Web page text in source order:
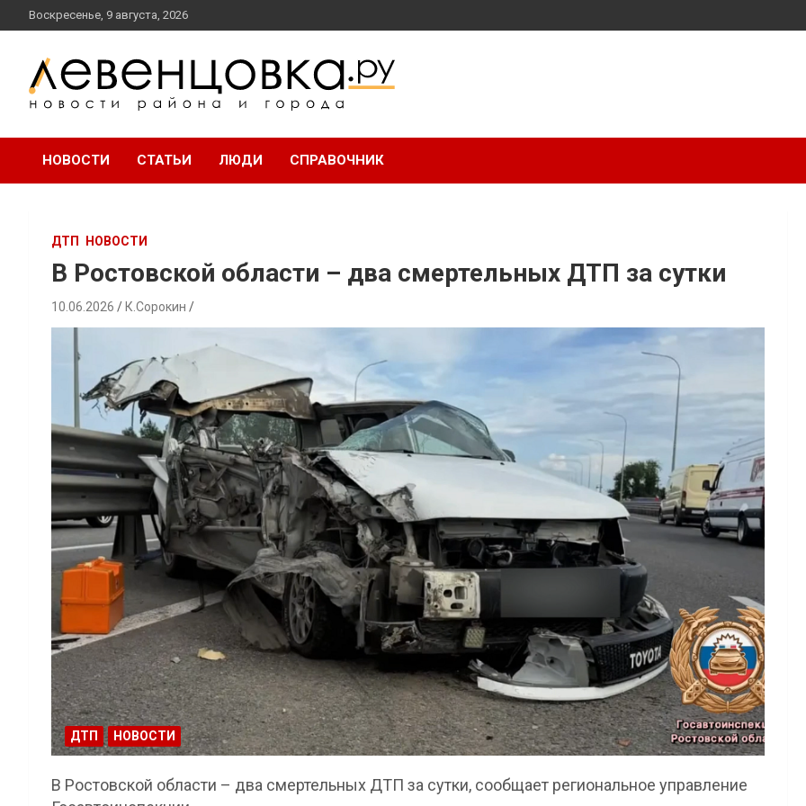
перейти
к
Воскресенье, 9 августа, 2026
Левенцовка Ру
НОВОСТИ СТАТЬИ ЛЮДИ СПРАВОЧНИК
ДТП НОВОСТИ
В Ростовской области – два смертельных ДТП за сутки
10.06.2026 К.Сорокин
ДТП НОВОСТИ
В Ростовской области – два смертельных ДТП за сутки, сообщает региональное управление